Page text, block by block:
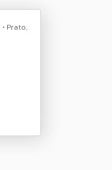
• Prato,